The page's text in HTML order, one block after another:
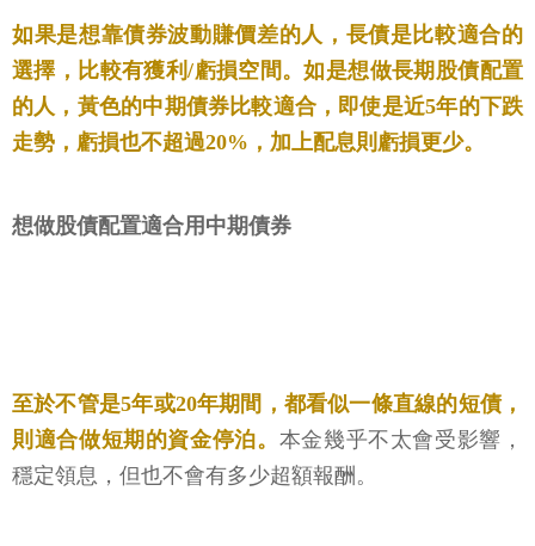
如果是想靠債券波動賺價差的人，長債是比較適合的
選擇，比較有獲利/虧損空間。如是想做長期股債配置
的人，黃色的中期債券比較適合，即使是近5年的下跌
走勢，虧損也不超過20%，加上配息則虧損更少。
想做股債配置適合用中期債券
至於不管是5年或20年期間，都看似一條直線的短債，
則適合做短期的資金停泊。 本金幾乎不太會受影響，
穩定領息，但也不會有多少超額報酬。